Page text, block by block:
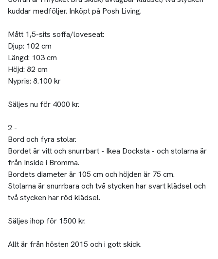
kuddar medföljer. Inköpt på Posh Living.
Mått 1,5-sits soffa/loveseat:
Djup: 102 cm
Längd: 103 cm
Höjd: 82 cm
Nypris: 8.100 kr
Säljes nu för 4000 kr.
2 -
Bord och fyra stolar.
Bordet är vitt och snurrbart - Ikea Docksta - och stolarna är
från Inside i Bromma.
Bordets diameter är 105 cm och höjden är 75 cm.
Stolarna är snurrbara och två stycken har svart klädsel och
två stycken har röd klädsel.
Säljes ihop för 1500 kr.
Allt är från hösten 2015 och i gott skick.